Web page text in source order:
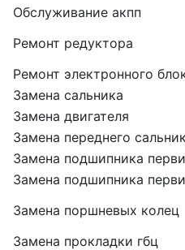
Обслуживание акпп
Ремонт редуктора
Ремонт электронного
Замена сальника
Замена двигателя
Замена переднего
Замена подшипника
Замена подшипника
Замена поршневых колец
Замена прокладки гбц